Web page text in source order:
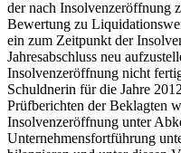
der nach Insolvenzeröffnung
Bewertung zu
ein zum Zeitpunkt der
Jahresabschluss neu
Insolvenzeröffnung nicht
Schuldnerin für die Jahre
Prüfberichten der Beklagten
Insolvenzeröffnung unter
Unternehmensfortführung